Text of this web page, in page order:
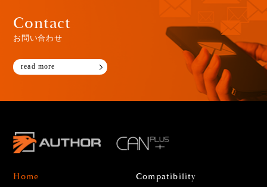
Contact
お問い合わせ
read more
Home
Compatibility